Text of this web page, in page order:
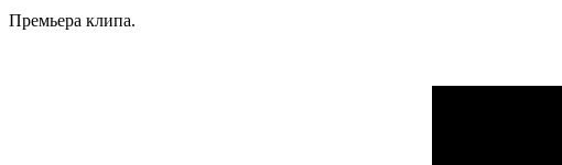
Премьера клипа.